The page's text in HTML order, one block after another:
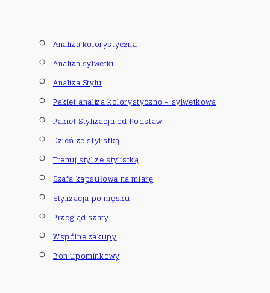
Analiza kolorystyczna
Analiza sylwetki
Analiza Stylu
Pakiet analiza kolorystyczno – sylwetkowa
Pakiet Stylizacja od Podstaw
Dzień ze stylistką
Trenuj styl ze stylistką
Szafa kapsułowa na miarę
Stylizacja po męsku
Przegląd szafy
Wspólne zakupy
Bon upominkowy